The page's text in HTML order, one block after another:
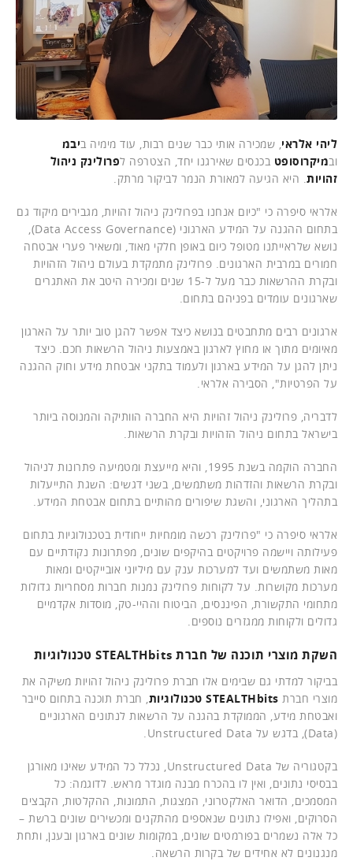
ליהי אלראי , שמכירה אותי כבר שנים רבות, עוד מימיה ביבמ
ובמיקרוסופט בכנסים שאירגנו יחד, הצטרפה לפרולינק ניהול
זהויות . היא הגיעה למאורת הנמר לביקור מרתק.
אלראי סיפרה כי "כיום אנחנו בפרולינק ניהול זהויות, מגבירים מיקוד גם
בתחום ההגנה על המידע הארגוני (Data Access Governance),
נושא שלראייתנו מטופל כיום באופן חלקי מאוד, ומשאיר פערי אבטחה
חמורים במרבית הארגונים. פרולינק מתמקדת בעולם ניהול הזהויות
ובקרת ההרשאות כבר מעל ל-15 שנים ומכירה היטב את האתגרים
שארגונים עומדים בפניהם בתחום.
ארגונים רבים מתחבטים בנושא כיצד אפשר להגן טוב יותר על הארגון
מאיומים מתוך או מחוץ לארגון באמצעות ניהול הרשאות חכם. כיצד
ניתן להגן על המידע בארגון ולעמוד בתקני אבטחת מידע וחוק ההגנה
על הפרטיות", הסבירה אלראי.
לדבריה, פרולינק ניהול זהויות היא החברה הוותיקה והמנוסה ביותר
בישראל בתחום ניהול הזהויות ובקרת הרשאות.
החברה הוקמה בשנת 1995, והיא מייעצת ומטמיעה פתרונות לניהול
ובקרת הרשאות והזדהות משתמשים, בשני דגשים: השגת התייעלות
בתהליך הארגוני, והשגת שיפורים מהותיים בתחום אבטחת המידע.
אלראי סיפרה כי "פרולינק רכשה מומחיות ייחודית בטכנולוגיות בתחום
פעילותה ויישמה פרויקטים בהיקפים שונים, מפתרונות נקודתיים עם
מאות משתמשים ועד למערכות ענק עם מיליוני אובייקטים ומאות
מערכות מקושרות. על לקוחות פרולינק נמנות חברות מסחריות גדולות
מתחומי התקשורת, הפיננסים, הביטוח וההיי-טק, מוסדות אקדמיים
גדולים ולקוחות ממגזרים נוספים.
השקת מוצרי תוכנה של חברת STEALTHbits טכנולוגיות
בביקור למדתי גם שבימים אלו חברת פרולינק ניהול זהויות משיקה את
מוצרי חברת STEALTHbits טכנולוגיות
, חברת תוכנה בתחום סייבר
ואבטחת מידע, הממוקדת בהגנה על הרשאות לנתונים הארגוניים
(Data), בדגש על Unstructured Data.
בקטגוריה של Unstructured Data, נכלל כל המידע שאינו מאורגן
בבסיסי נתונים, ואין לו בהכרח מבנה מוגדר מראש. לדוגמה: כל
המסמכים, הדואר האלקטרוני, המצגות, התמונות, ההקלטות, הקבצים
הסרוקים, ואפילו נתונים שנאספים מהתקנים ומכשירים שונים ברשת –
כל אלה נשמרים בפורמטים שונים, במקומות שונים בארגון ובענן, ותחת
מנגנונים לא אחידים של בקרות הרשאה.